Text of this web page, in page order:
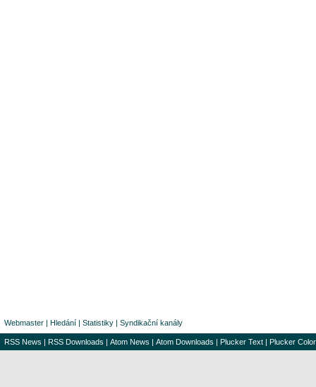
Webmaster | Hledání | Statistiky | Syndikační kanály
RSS News | RSS Downloads | Atom News | Atom Downloads | Plucker Text | Plucker Color